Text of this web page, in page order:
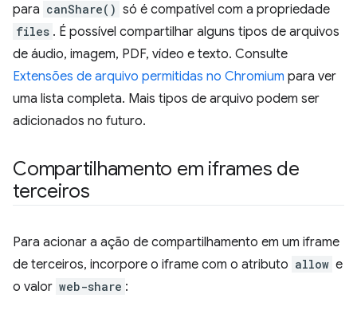
para canShare() só é compatível com a propriedade
files . É possível compartilhar alguns tipos de arquivos
de áudio, imagem, PDF, vídeo e texto. Consulte
Extensões de arquivo permitidas no Chromium para ver
uma lista completa. Mais tipos de arquivo podem ser
adicionados no futuro.
Compartilhamento em iframes de
terceiros
Para acionar a ação de compartilhamento em um iframe
de terceiros, incorpore o iframe com o atributo allow e
o valor web-share :